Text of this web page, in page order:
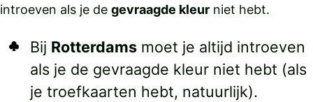
introeven als je de gevraagde kleur niet hebt.
Bij Rotterdams moet je altijd introeven
als je de gevraagde kleur niet hebt (als
je troefkaarten hebt, natuurlijk).